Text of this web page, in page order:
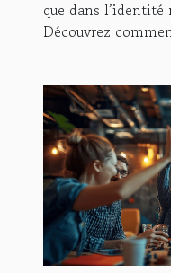
que dans l’identité
Découvrez